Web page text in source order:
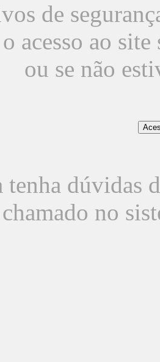
de
acesso ao
ou se não
tenha dúvidas
no